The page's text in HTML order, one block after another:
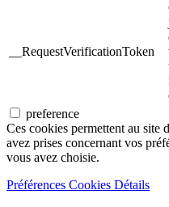
__RequestVerificationToken
preference
Ces cookies permettent au site
avez prises concernant vos
vous avez choisie.
Préférences Cookies Détails